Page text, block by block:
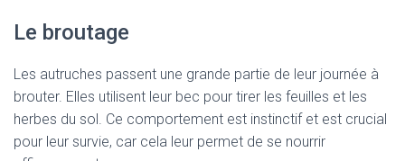
Le broutage
Les autruches passent une grande partie de leur journée à
brouter. Elles utilisent leur bec pour tirer les feuilles et les
herbes du sol. Ce comportement est instinctif et est crucial
pour leur survie, car cela leur permet de se nourrir